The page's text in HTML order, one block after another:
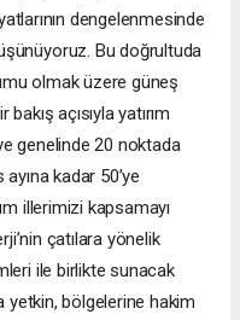
dengelenmesinde
Bu doğrultuda
olmak üzere güneş
açısıyla yatırım
genelinde 20 noktada
kadar 50’ye
illerimizi kapsamayı
çatılara yönelik
ile birlikte sunacak
yetkin, bölgelerine hakim